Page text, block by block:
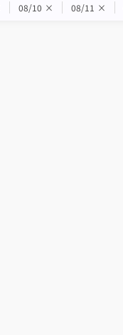
08/10 × 08/11 ×